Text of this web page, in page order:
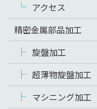
アクセス
精密金属部品加工
旋盤加工
超薄物旋盤加工
マシニング加工